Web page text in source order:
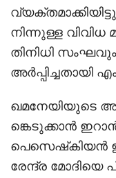
നിന്നുള്ള വിവിധ
തിനിധി
അർപ്പിച്ചതായി
ഖമനേയിയുടെ
ങ്കെടുക്കാൻ
പെസെഷ്‌കിയൻ
രേന്ദ്ര മോദിയെ